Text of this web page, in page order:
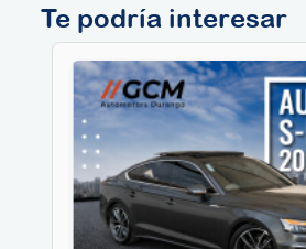
Te podría interesar